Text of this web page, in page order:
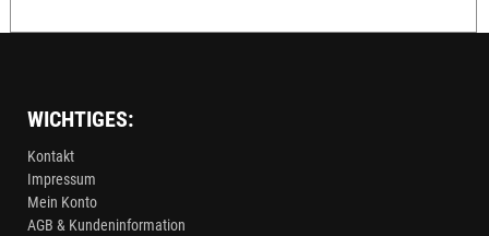
WICHTIGES:
Kontakt
Impressum
Mein Konto
AGB & Kundeninformation